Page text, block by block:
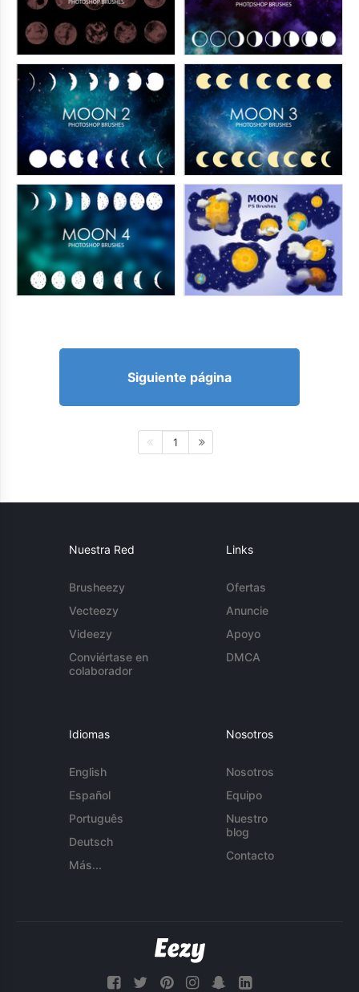
Siguiente página
1
Nuestra Red
Brusheezy
Vecteezy
Videezy
Conviértase en
colaborador
Links
Ofertas
Anuncie
Apoyo
DMCA
Idiomas
English
Español
Português
Deutsch
Más...
Nosotros
Nosotros
Equipo
Nuestro
blog
Contacto